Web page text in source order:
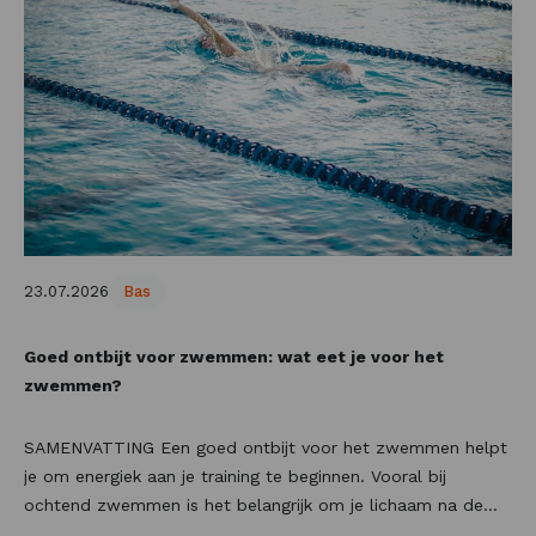
geschikt zijn rondom het sporten. Eiwitrijke snacks zijn
ideaal wanneer je op zoek bent naar een voedzaam
tussendoortje dat past bij een actieve levensstijl. Maar
welke snacks bevatten veel eiwitten? En waar zitten veel
eiwitten in en weinig koolhydraten? In deze blog ontdek je
10 lekkere eiwitrijke tussendoortjes die makkelijk mee te
nemen zijn en helpen om op een eenvoudige manier extra
eiwitten aan je voedingspatroon toe te voegen.
23.07.2026 Bas
Goed ontbijt voor zwemmen: wat eet je voor het
zwemmen?
SAMENVATTING Een goed ontbijt voor het zwemmen helpt
je om energiek aan je training te beginnen. Vooral bij
ochtend zwemmen is het belangrijk om je lichaam na de